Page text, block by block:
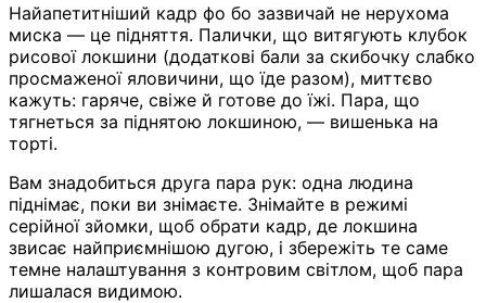
Найапетитніший кадр фо бо зазвичай не нерухома
миска — це підняття. Палички, що витягують клубок
рисової локшини (додаткові бали за скибочку слабко
просмаженої яловичини, що їде разом), миттєво
кажуть: гаряче, свіже й готове до їжі. Пара, що
тягнеться за піднятою локшиною, — вишенька на
торті.
Вам знадобиться друга пара рук: одна людина
піднімає, поки ви знімаєте. Знімайте в режимі
серійної зйомки, щоб обрати кадр, де локшина
звисає найприємнішою дугою, і збережіть те саме
темне налаштування з контровим світлом, щоб пара
лишалася видимою.